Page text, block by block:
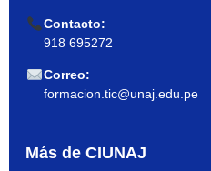
Contacto:
918 695272
Correo:
formacion.tic@unaj.edu.pe
Más de CIUNAJ